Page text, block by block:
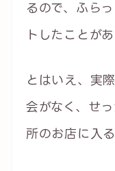
るので、ふら
トしたことが
とはいえ、実
会がなく、せ
所のお店に入る